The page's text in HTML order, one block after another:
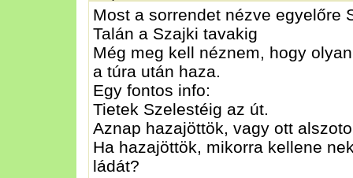
Most a sorrendet nézve egyelőre
Talán a Szajki tavakig
Még meg kell néznem, hogy
a túra után haza.
Egy fontos info:
Tietek Szelestéig az út.
Aznap hazajöttök, vagy ott
Ha hazajöttök, mikorra kellene
ládát?